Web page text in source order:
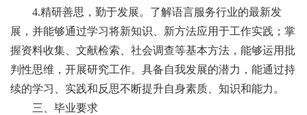
4.精研善思，勤于发展。了解语言服务行业的最新发
展，并能够通过学习将新知识、新方法应用于工作实践；掌
握资料收集、文献检索、社会调查等基本方法，能够运用批
判性思维，开展研究工作。具备自我发展的潜力，能通过持
续的学习、实践和反思不断提升自身素质、知识和能力。
三、毕业要求